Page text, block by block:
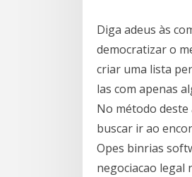
Diga adeus às
democratizar o
criar uma lista
las com apenas
No método
buscar ir ao
Opes binrias
negociacao legal